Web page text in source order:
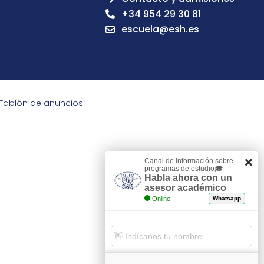
+34 954 29 30 81
escuela@esh.es
de anuncios
Canal de información sobre
programas de estudio🎓
Habla ahora con un
asesor académico
Online Whatsapp